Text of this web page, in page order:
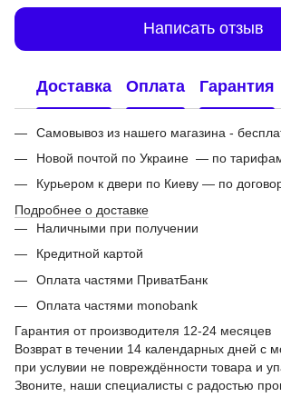
Написать отзыв
Доставка Оплата Гарантия
Самовывоз из нашего магазина -
Новой почтой по Украине — по
Курьером к двери по Киеву — по
Подробнее о доставке
Наличными при получении
Кредитной картой
Оплата частями ПриватБанк
Оплата частями monobank
Гарантия от производителя 12-24 месяцев
Возврат в течении 14 календарных дней с
при услувии не повреждённости товара и
Звоните, наши специалисты с радостью